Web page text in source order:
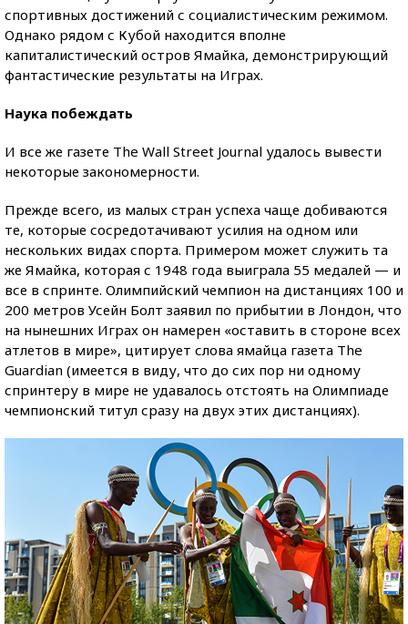
спортивных достижений с социалистическим режимом.
Однако рядом с Кубой находится вполне
капиталистический остров Ямайка, демонстрирующий
фантастические результаты на Играх.
Наука побеждать
И все же газете The Wall Street Journal удалось вывести
некоторые закономерности.
Прежде всего, из малых стран успеха чаще добиваются
те, которые сосредотачивают усилия на одном или
нескольких видах спорта. Примером может служить та
же Ямайка, которая с 1948 года выиграла 55 медалей — и
все в спринте. Олимпийский чемпион на дистанциях 100 и
200 метров Усейн Болт заявил по прибытии в Лондон, что
на нынешних Играх он намерен «оставить в стороне всех
атлетов в мире», цитирует слова ямайца газета The
Guardian (имеется в виду, что до сих пор ни одному
спринтеру в мире не удавалось отстоять на Олимпиаде
чемпионский титул сразу на двух этих дистанциях).